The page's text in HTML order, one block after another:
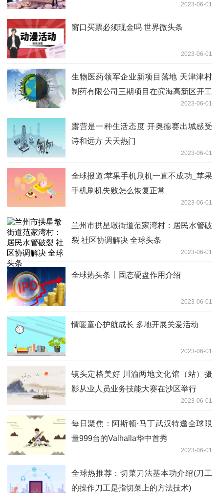
2023-06-01
窗口买票必须现金吗 世界微头条
2023-06-01
生物医药领军企业新项目落地 天津津村
制药有限公司三期项目在滨海高新区开工
2023-06-01
露营是一种生活态度 开奥德赛出城感受
诗和远方 天天热门
2023-06-01
全球报道:苹果手机刷机一直不成功_苹果
手机刷机失败怎么恢复正常
2023-06-01
兰州市拱星墩街道范家湾村：居民水管破
裂 社区协调解决 全球头条
2023-06-01
全球热头条丨固态硬盘作用介绍
2023-06-01
情暖童心护航成长 多地开展关爱活动
2023-06-01
镜头定格美好 川渝两地文化馆（站）摄
影从业人员业务技能大赛在沙区举行
2023-06-01
每日聚焦：阿斯顿·马丁武汉特邀全球限
量999台的Valhalla华中首秀
2023-06-01
全球热推荐：切菜刀法基本功介绍(刀工
的操作刀工是指切菜上的方法技术)